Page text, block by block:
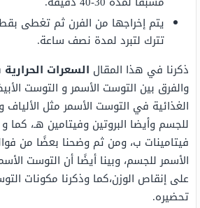
يتم إخراجها من الفرن ثم تغطى
تترك لتبرد لمدة نصف ساعة.
ذكرنا في هذا المقال السعرات
والفرق بين التوست الأسمر و التوست
الغذائية في التوست الأسمر مثل الألياف
للجسم وأيضا البروتين وفيتامين هـ، كما
فيتامينات ب، ومن ثم وضحنا بعضًا من
الأسمر للجسم، وبينا أيضًا أن التوست
على إنقاص الوزن،كما وذكرنا مكونات
تحضيره.